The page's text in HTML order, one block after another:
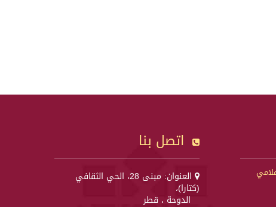
اتصل بنا
العنوان: مبنى 28، الحي الثقافي
(كتارا)،
الدوحة ، قطر